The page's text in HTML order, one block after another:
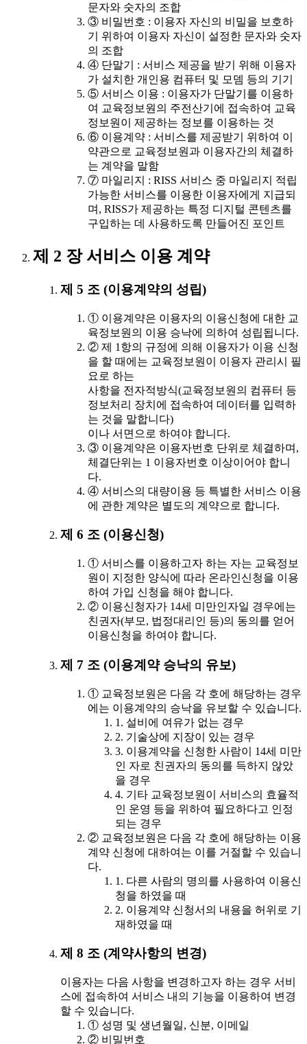
문자와 숫자의 조합
③ 비밀번호 : 이용자 자신의 비밀을 보호하
기 위하여 이용자 자신이 설정한 문자와 숫자
의 조합
④ 단말기 : 서비스 제공을 받기 위해 이용자
가 설치한 개인용 컴퓨터 및 모뎀 등의 기기
⑤ 서비스 이용 : 이용자가 단말기를 이용하
여 교육정보원의 주전산기에 접속하여 교육
정보원이 제공하는 정보를 이용하는 것
⑥ 이용계약 : 서비스를 제공받기 위하여 이
약관으로 교육정보원과 이용자간의 체결하
는 계약을 말함
⑦ 마일리지 : RISS 서비스 중 마일리지 적립
가능한 서비스를 이용한 이용자에게 지급되
며, RISS가 제공하는 특정 디지털 콘텐츠를
구입하는 데 사용하도록 만들어진 포인트
제 2 장 서비스 이용 계약
제 5 조 (이용계약의 성립)
① 이용계약은 이용자의 이용신청에 대한 교
육정보원의 이용 승낙에 의하여 성립됩니다.
② 제 1항의 규정에 의해 이용자가 이용 신청
을 할 때에는 교육정보원이 이용자 관리시 필
요로 하는
사항을 전자적방식(교육정보원의 컴퓨터 등
정보처리 장치에 접속하여 데이터를 입력하
는 것을 말합니다)
이나 서면으로 하여야 합니다.
③ 이용계약은 이용자번호 단위로 체결하며,
체결단위는 1 이용자번호 이상이어야 합니
다.
④ 서비스의 대량이용 등 특별한 서비스 이용
에 관한 계약은 별도의 계약으로 합니다.
제 6 조 (이용신청)
① 서비스를 이용하고자 하는 자는 교육정보
원이 지정한 양식에 따라 온라인신청을 이용
하여 가입 신청을 해야 합니다.
② 이용신청자가 14세 미만인자일 경우에는
친권자(부모, 법정대리인 등)의 동의를 얻어
이용신청을 하여야 합니다.
제 7 조 (이용계약 승낙의 유보)
① 교육정보원은 다음 각 호에 해당하는 경우
에는 이용계약의 승낙을 유보할 수 있습니다.
1. 설비에 여유가 없는 경우
2. 기술상에 지장이 있는 경우
3. 이용계약을 신청한 사람이 14세 미만
인 자로 친권자의 동의를 득하지 않았
을 경우
4. 기타 교육정보원이 서비스의 효율적
인 운영 등을 위하여 필요하다고 인정
되는 경우
② 교육정보원은 다음 각 호에 해당하는 이용
계약 신청에 대하여는 이를 거절할 수 있습니
다.
1. 다른 사람의 명의를 사용하여 이용신
청을 하였을 때
2. 이용계약 신청서의 내용을 허위로 기
재하였을 때
제 8 조 (계약사항의 변경)
이용자는 다음 사항을 변경하고자 하는 경우 서비
스에 접속하여 서비스 내의 기능을 이용하여 변경
할 수 있습니다.
① 성명 및 생년월일, 신분, 이메일
② 비밀번호